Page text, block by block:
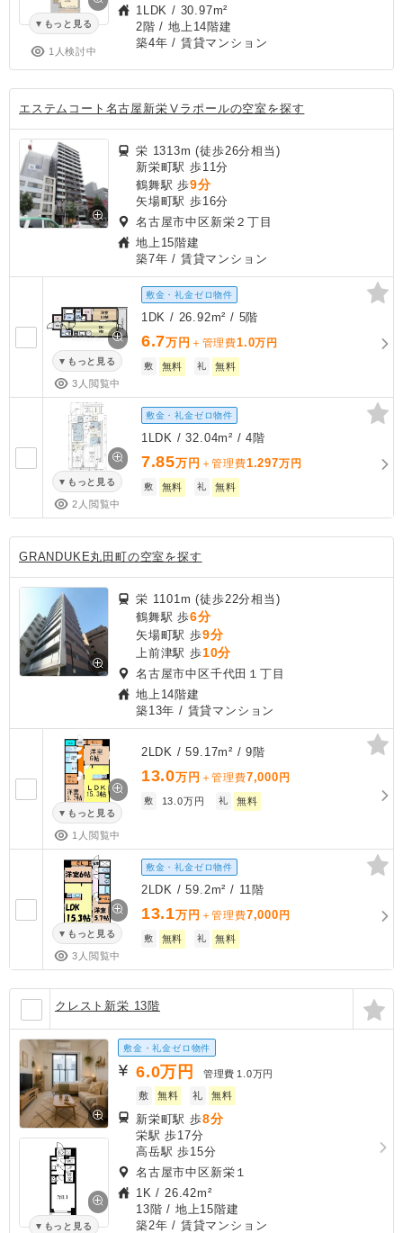
もっと見る
1人検討中
1LDK / 30.97m²
2階 / 地上14階建
築4年 / 賃貸マンション
エステムコート名古屋新栄Ⅴラポールの空室を探す
栄 1313m (徒歩26分相当)
新栄町駅 歩11分
鶴舞駅 歩9分
矢場町駅 歩16分
名古屋市中区新栄２丁目
地上15階建
築7年 / 賃貸マンション
もっと見る
3人閲覧中
敷金・礼金ゼロ物件
1DK / 26.92m² / 5階
6.7万円 ＋管理費1.0万円
敷 無料 礼 無料
もっと見る
2人閲覧中
敷金・礼金ゼロ物件
1LDK / 32.04m² / 4階
7.85万円 ＋管理費1.297万円
敷 無料 礼 無料
GRANDUKE丸田町の空室を探す
栄 1101m (徒歩22分相当)
鶴舞駅 歩6分
矢場町駅 歩9分
上前津駅 歩10分
名古屋市中区千代田１丁目
地上14階建
築13年 / 賃貸マンション
もっと見る
1人閲覧中
2LDK / 59.17m² / 9階
13.0万円 ＋管理費7,000 円
敷 13.0万円 礼 無料
もっと見る
3人閲覧中
敷金・礼金ゼロ物件
2LDK / 59.2m² / 11階
13.1万円 ＋管理費7,000 円
敷 無料 礼 無料
クレスト新栄 13階
もっと見る
敷金・礼金ゼロ物件
6.0万円 管理費 1.0万円
敷
無料 礼 無料
新栄町駅 歩8分
栄駅 歩17分
高岳駅 歩15分
名古屋市中区新栄１
1K / 26.42m²
13階 / 地上15階建
築2年 / 賃貸マンション